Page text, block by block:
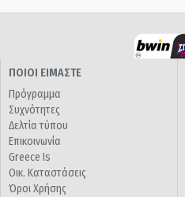
ΠΟΙΟΙ ΕΙΜΑΣΤΕ
Πρόγραμμα
Συχνότητες
Δελτία τύπου
Επικοινωνία
Greece Is
Οικ. Καταστάσεις
Όροι Χρήσης